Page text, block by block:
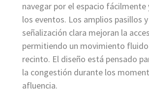
navegar por el espacio
los eventos. Los amplios pasillos
señalización clara mejoran la
permitiendo un movimiento
recinto. El diseño está pensado
la congestión durante los
afluencia.